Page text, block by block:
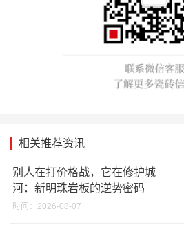
相关推荐资讯
别人在打价格战，它在修护城
河：新明珠岩板的逆势密码
时间：2026-08-07